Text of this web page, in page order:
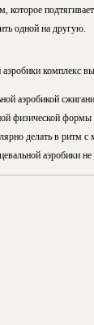
которое
одной на другую.
комплекс
аэробикой
физической формы
делать в ритм
аэробики